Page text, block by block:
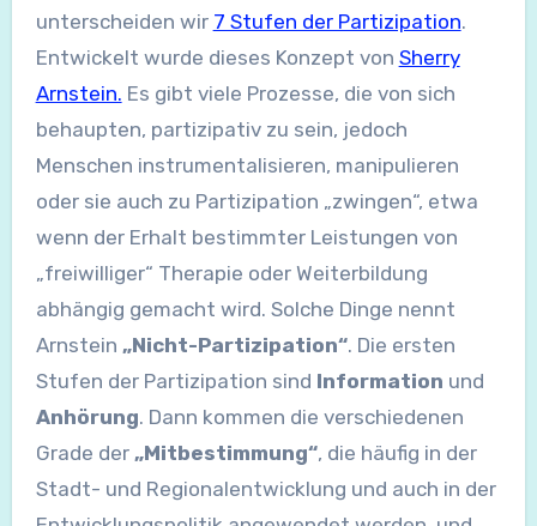
unterscheiden wir 7 Stufen der Partizipation.
Entwickelt wurde dieses Konzept von Sherry
Arnstein. Es gibt viele Prozesse, die von sich
behaupten, partizipativ zu sein, jedoch
Menschen instrumentalisieren, manipulieren
oder sie auch zu Partizipation „zwingen“, etwa
wenn der Erhalt bestimmter Leistungen von
„freiwilliger“ Therapie oder Weiterbildung
abhängig gemacht wird. Solche Dinge nennt
Arnstein „Nicht-Partizipation“. Die ersten
Stufen der Partizipation sind Information und
Anhörung. Dann kommen die verschiedenen
Grade der „Mitbestimmung“, die häufig in der
Stadt- und Regionalentwicklung und auch in der